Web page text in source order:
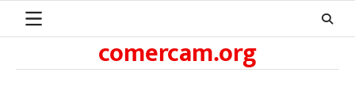
comercam.org